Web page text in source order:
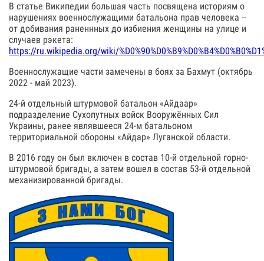
В статье Википедии большая часть посвящена историям о
нарушениях военнослужащими батальона прав человека --
от добивания раненнных до избиения женщины на улице и
случаев рэкета:
https://ru.wikipedia.org/wiki/
Военнослужащие части замечены в боях за Бахмут (октябрь
2022 - май 2023).
24-й отдельный штурмовой батальон «Айдаар»
подразделение Сухопутных войск Вооружённых Сил
Украины, ранее являвшееся 24-м батальоном
территориальной обороны «Айдар» Луганской области.
В 2016 году он был включен в состав 10-й отдельной горно-
штурмовой бригады, а затем вошел в состав 53-й отдельной
механизированной бригады.